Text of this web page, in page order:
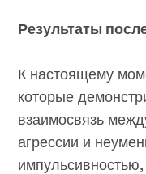
Результаты
К настоящему
которые
взаимосвязь
агрессии и